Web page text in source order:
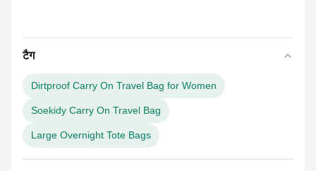
टैग
Dirtproof Carry On Travel Bag for Women
Soekidy Carry On Travel Bag
Large Overnight Tote Bags